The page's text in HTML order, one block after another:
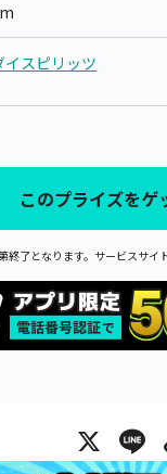
イスピリッツ
このプライズをゲ
了となります。サービスサイ
X